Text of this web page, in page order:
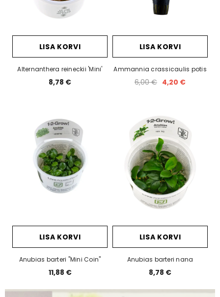
LISA KORVI
Alternanthera reineckii 'Mini'
8,78 €
LISA KORVI
Ammannia crassicaulis potis
6,00 € 4,20 €
LISA KORVI
Anubias barteri "Mini Coin"
11,88 €
LISA KORVI
Anubias barteri nana
8,78 €